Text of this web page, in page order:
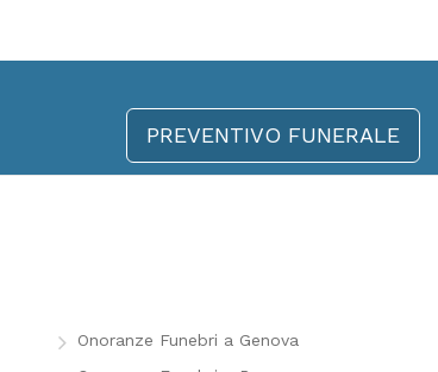
PREVENTIVO FUNERALE
Onoranze Funebri a Genova